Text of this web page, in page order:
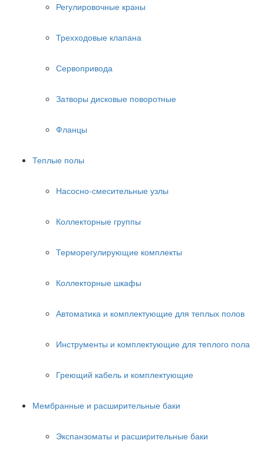
Регулировочные краны
Трехходовые клапана
Сервопривода
Затворы дисковые поворотные
Фланцы
Теплые полы
Насосно-смесительные узлы
Коллекторные группы
Терморегулирующие комплекты
Коллекторные шкафы
Автоматика и комплектующие для теплых полов
Инструменты и комплектующие для теплого пола
Греющий кабель и комплектующие
Мембранные и расширительные баки
Экспанзоматы и расширительные баки